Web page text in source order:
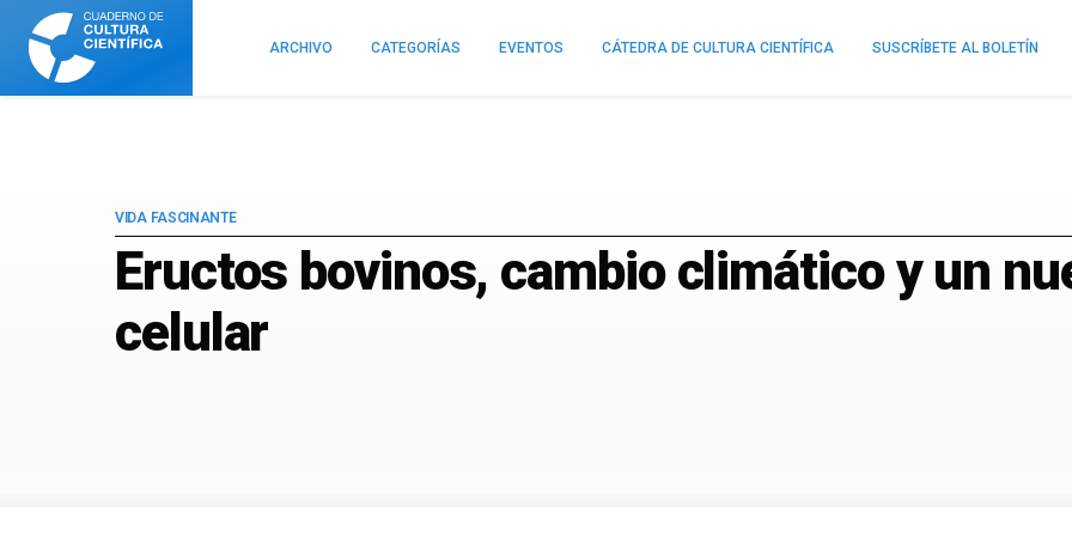
Cuaderno
Cultura
Científica
ARCHIVO CATEGORÍAS EVENTOS CÁTEDRA DE CULTURA CIENTÍFICA SUSCRÍBETE AL BOLETÍN
Eructos bovinos, cambio climático y un
celular
VIDA FASCINANTE